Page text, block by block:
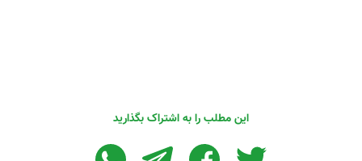
این مطلب را به اشتراک بگذارید